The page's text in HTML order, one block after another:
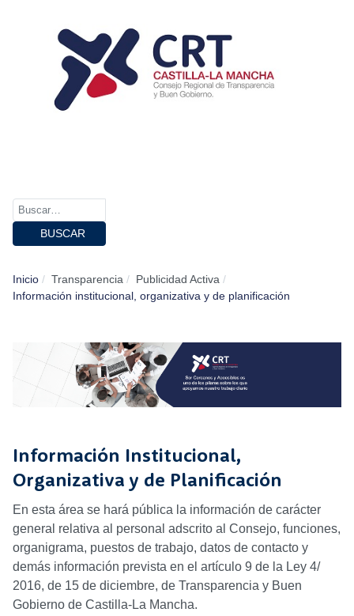
BUSCAR
Inicio Transparencia
Publicidad Activa
Información institucional, organizativa y de planificación
Información Institucional,
Organizativa y de Planificación
En esta área se hará pública la información de carácter
general relativa al personal adscrito al Consejo, funciones,
organigrama, puestos de trabajo, datos de contacto y
demás información prevista en el artículo 9 de la Ley 4/
2016, de 15 de diciembre, de Transparencia y Buen
Gobierno de Castilla-La Mancha.